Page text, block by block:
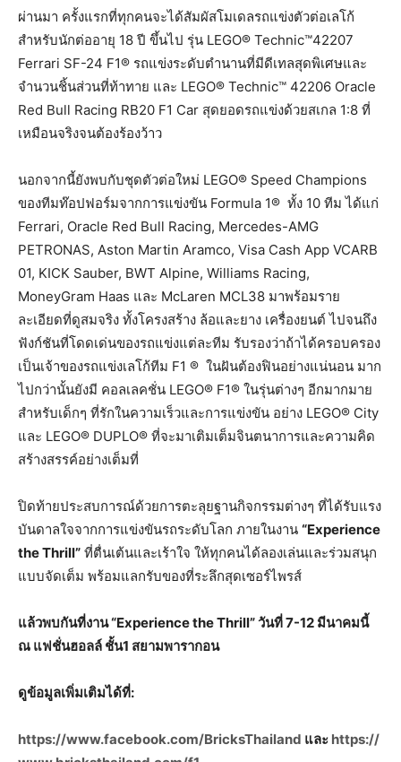
ผ่านมา ครั้งแรกที่ทุกคนจะได้สัมผัสโมเดลรถแข่งตัวต่อเลโก้
สำหรับนักต่ออายุ 18 ปี ขึ้นไป รุ่น LEGO® Technic™42207
Ferrari SF-24 F1® รถแข่งระดับตำนานที่มีดีเทลสุดพิเศษและ
จำนวนชิ้นส่วนที่ท้าทาย และ LEGO® Technic™ 42206 Oracle
Red Bull Racing RB20 F1 Car สุดยอดรถแข่งด้วยสเกล 1:8 ที่
เหมือนจริงจนต้องร้องว้าว
นอกจากนี้ยังพบกับชุดตัวต่อใหม่ LEGO® Speed Champions
ของทีมท๊อปฟอร์มจากการแข่งขัน Formula 1® ทั้ง 10 ทีม ได้แก่
Ferrari, Oracle Red Bull Racing, Mercedes-AMG
PETRONAS, Aston Martin Aramco, Visa Cash App VCARB
01, KICK Sauber, BWT Alpine, Williams Racing,
MoneyGram Haas และ McLaren MCL38 มาพร้อมราย
ละเอียดที่ดูสมจริง ทั้งโครงสร้าง ล้อและยาง เครื่องยนต์ ไปจนถึง
ฟังก์ชันที่โดดเด่นของรถแข่งแต่ละทีม รับรองว่าถ้าได้ครอบครอง
เป็นเจ้าของรถแข่งเลโก้ทีม F1 ® ในฝันต้องฟินอย่างแน่นอน มาก
ไปกว่านั้นยังมี คอลเลคชั่น LEGO® F1® ในรุ่นต่างๆ อีกมากมาย
สำหรับเด็กๆ ที่รักในความเร็วและการแข่งขัน อย่าง LEGO® City
และ LEGO® DUPLO® ที่จะมาเติมเต็มจินตนาการและความคิด
สร้างสรรค์อย่างเต็มที่
ปิดท้ายประสบการณ์ด้วยการตะลุยฐานกิจกรรมต่างๆ ที่ได้รับแรง
บันดาลใจจากการแข่งขันรถระดับโลก ภายในงาน “Experience
the Thrill” ที่ตื่นเต้นและเร้าใจ ให้ทุกคนได้ลองเล่นและร่วมสนุก
แบบจัดเต็ม พร้อมแลกรับของที่ระลึกสุดเซอร์ไพรส์
แล้วพบกันที่งาน “Experience the Thrill” วันที่ 7-12 มีนาคมนี้
ณ แฟชั่นฮอลล์ ชั้น1 สยามพารากอน
ดูข้อมูลเพิ่มเติมได้ที่:
https://www.facebook.com/BricksThailand และ https://